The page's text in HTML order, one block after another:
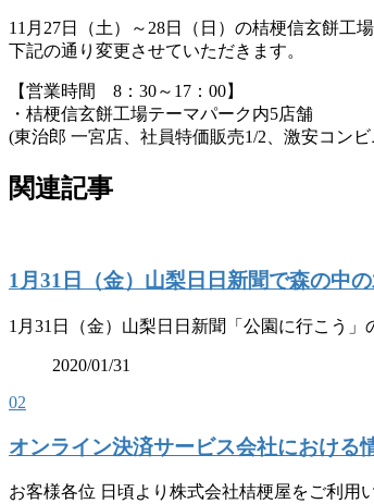
11月27日（土）～28日（日）の桔梗信玄餅工
下記の通り変更させていただきます。
【営業時間 8：30～17：00】
・桔梗信玄餅工場テーマパーク内5店舗
(東治郎 一宮店、社員特価販売1/2、激安コン
関連記事
1月31日（金）山梨日日新聞で森の中
1月31日（金）山梨日日新聞「公園に行こう
2020/01/31
02
オンライン決済サービス会社における
お客様各位 日頃より株式会社桔梗屋をご利用